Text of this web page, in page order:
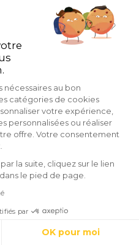
niveau de la langue,
une correction
cause, c’est au
l’auditoire devra
pour ne plus réitérer
apprendre
fondamentale.
nécessaires au bon
catégories de cookies
votre expérience,
personnalisées ou réaliser
offre. Votre consentement
la suite, cliquez sur le lien
le pied de page.
par
OK pour moi